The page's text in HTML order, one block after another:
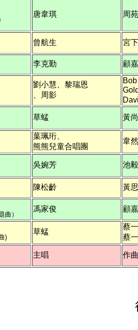
唐韋琪 周
曾航生 宮
李克勤 顧
劉小慧、黎瑞恩
、周影
Bob
草蜢 黃
葉珮珩、
熊熊兒童合唱團
韋然
吳婉芳 池毅
陳松齡 黃
曲）
馮家俊 顧
)
草蜢
蔡
蔡
主唱 作曲